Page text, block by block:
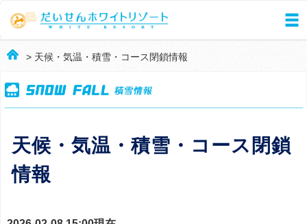
> 天候・気温・積雪・コース閉鎖情報
天候・気温・積雪・コース閉鎖
情報